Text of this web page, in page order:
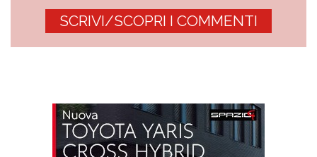
SCRIVI/SCOPRI I COMMENTI